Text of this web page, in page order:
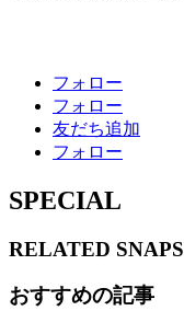
フォロー
フォロー
友だち追加
フォロー
SPECIAL
RELATED SNAPS
おすすめの記事